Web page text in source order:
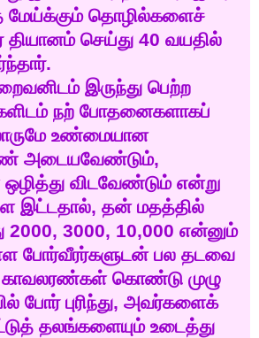
மேய்க்கும் தொழில்களைச்
தியானம் செய்து 40 வயதில்
.
இருந்து பெற்ற
நற் போதனைகளாகப்
உண்மையான
அடையவேண்டும்,
ஒழித்து விடவேண்டும் என்று
இட்டதால், தன் மதத்தில்
2000, 3000, 10,000 என்னும்
போர்வீரர்களுடன் பல தடவை
காவலரண்கள் கொண்டு முழு
போர் புரிந்து, அவர்களைக்
தலங்களையும் உடைத்து